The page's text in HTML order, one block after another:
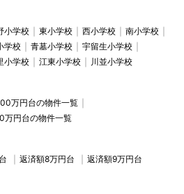
小学校 東小学校 西小学校
南小学校
学校 青墓小学校
宇留生小学校
小学校 江東小学校 川並小学校
万円台の物件一覧
万円台の物件一覧
返済額8万円台 返済額9万円台